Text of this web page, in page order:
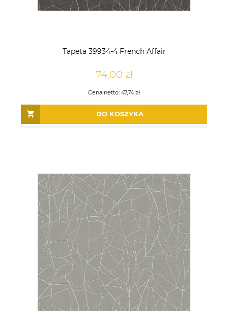
Tapeta 39934-4 French Affair
74,00 zł
Cena netto: 47,74 zł
DO KOSZYKA